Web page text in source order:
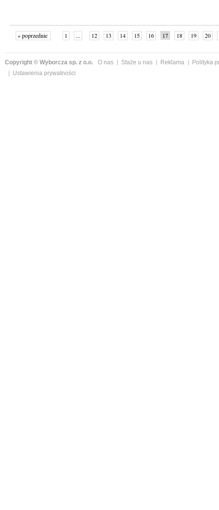
« poprzednie 1 ... 12 13 14 15 16 17 18 19 20
Copyright © Wyborcza sp. z o.o. O nas Staże u nas Reklama
Polityka
Ustawienia prywatności